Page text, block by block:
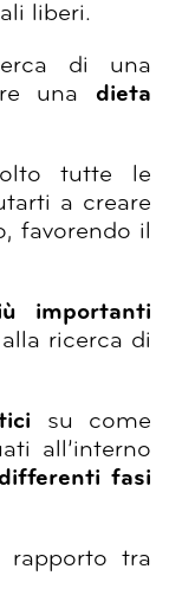
liberi.
di una
unadieta
tutte le
a creare
favorendo il
importanti
ricerca di
su come
all’interno
fasi
rapporto tra